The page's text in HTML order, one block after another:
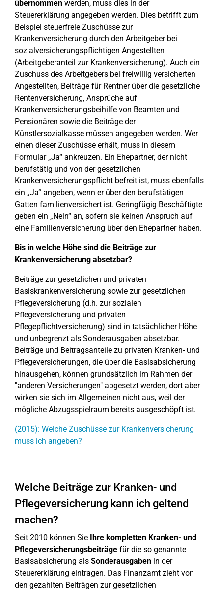
übernommen werden, muss dies in der
Steuererklärung angegeben werden. Dies betrifft zum
Beispiel steuerfreie Zuschüsse zur
Krankenversicherung durch den Arbeitgeber bei
sozialversicherungspflichtigen Angestellten
(Arbeitgeberanteil zur Krankenversicherung). Auch ein
Zuschuss des Arbeitgebers bei freiwillig versicherten
Angestellten, Beiträge für Rentner über die gesetzliche
Rentenversicherung, Ansprüche auf
Krankenversicherungsbeihilfe von Beamten und
Pensionären sowie die Beiträge der
Künstlersozialkasse müssen angegeben werden. Wer
einen dieser Zuschüsse erhält, muss in diesem
Formular „Ja“ ankreuzen. Ein Ehepartner, der nicht
berufstätig und von der gesetzlichen
Krankenversicherungspflicht befreit ist, muss ebenfalls
ein „Ja“ angeben, wenn er über den berufstätigen
Gatten familienversichert ist. Geringfügig Beschäftigte
geben ein „Nein“ an, sofern sie keinen Anspruch auf
eine Familienversicherung über den Ehepartner haben.
Bis in welche Höhe sind die Beiträge zur
Krankenversicherung absetzbar?
Beiträge zur gesetzlichen und privaten
Basiskrankenversicherung sowie zur gesetzlichen
Pflegeversicherung (d.h. zur sozialen
Pflegeversicherung und privaten
Pflegepflichtversicherung) sind in tatsächlicher Höhe
und unbegrenzt als Sonderausgaben absetzbar.
Beiträge und Beitragsanteile zu privaten Kranken- und
Pflegeversicherungen, die über die Basisabsicherung
hinausgehen, können grundsätzlich im Rahmen der
"anderen Versicherungen" abgesetzt werden, dort aber
wirken sie sich im Allgemeinen nicht aus, weil der
mögliche Abzugsspielraum bereits ausgeschöpft ist.
(2015): Welche Zuschüsse zur Krankenversicherung
muss ich angeben?
Welche Beiträge zur Kranken- und
Pflegeversicherung kann ich geltend
machen?
Seit 2010 können Sie Ihre kompletten Kranken- und
Pflegeversicherungsbeiträge für die so genannte
Basisabsicherung als Sonderausgaben in der
Steuererklärung eintragen. Das Finanzamt zieht von
den gezahlten Beiträgen zur gesetzlichen